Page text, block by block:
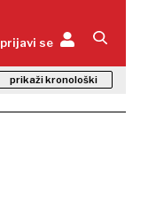
prijavi se
prikaži kronološki